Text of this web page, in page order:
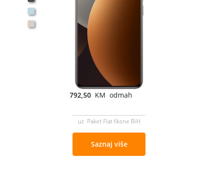
792,50 KM odmah
uz Paket Flat fiksne BiH
Saznaj više